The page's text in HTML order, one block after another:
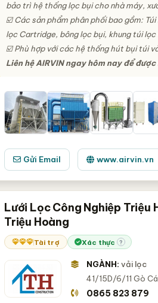
bảo trì hệ thống lọc bụi cho nhà máy,
☑️ Các sản phẩm phân phối bao gồm:
lọc Cartridge, bông lọc bụi, khung túi
☑️ Phù hợp với các hệ thống hút bụi túi
Liên hệ AIRVIN ngay hôm nay để
Gửi Email www.airvin.vn
Lưới Lọc Công Nghiệp Triệu
Triệu Hoàng
Tài trợ Xác thực ?
NGÀNH: vải lọc
41/15D/6/11 Gò
0865 823 879